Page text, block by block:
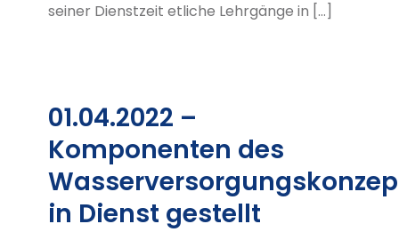
seiner Dienstzeit etliche Lehrgänge in […]
01.04.2022 –
Komponenten des
in Dienst gestellt